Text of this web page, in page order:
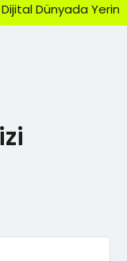
Dünyada Yerini Al